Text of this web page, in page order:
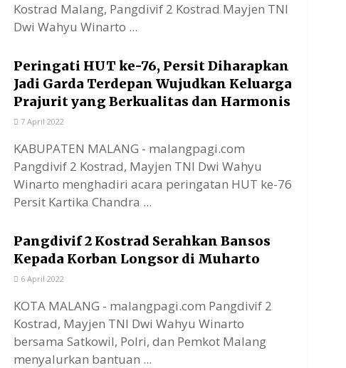
Kostrad Malang, Pangdivif 2 Kostrad Mayjen TNI
Dwi Wahyu Winarto ...
Peringati HUT ke-76, Persit Diharapkan
Jadi Garda Terdepan Wujudkan Keluarga
Prajurit yang Berkualitas dan Harmonis
7 April 2022
KABUPATEN MALANG - malangpagi.com
Pangdivif 2 Kostrad, Mayjen TNI Dwi Wahyu
Winarto menghadiri acara peringatan HUT ke-76
Persit Kartika Chandra ...
Pangdivif 2 Kostrad Serahkan Bansos
Kepada Korban Longsor di Muharto
6 April 2022
KOTA MALANG - malangpagi.com Pangdivif 2
Kostrad, Mayjen TNI Dwi Wahyu Winarto
bersama Satkowil, Polri, dan Pemkot Malang
menyalurkan bantuan ...